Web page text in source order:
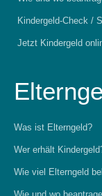
Kindergeld-Check /
Jetzt Kindergeld
Was ist Elterngeld?
Wer erhält
Wie viel Elterngeld